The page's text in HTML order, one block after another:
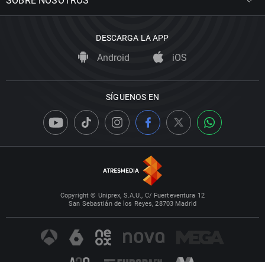
DESCARGA LA APP
Android iOS
SÍGUENOS EN
Copyright © Uniprex, S.A.U., C/ Fuerteventura 12
San Sebastián de los Reyes, 28703 Madrid